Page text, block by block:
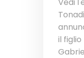
il